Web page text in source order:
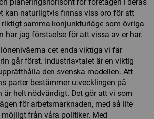
planeringshorisont för företagen i deras
kan naturligtvis finnas viss oro för att
samma konjunkturläge som övriga
har jag förståelse för att vissa av er har.
det enda viktiga vi får
går först. Industriavtalet är en viktig
den svenska modellen. Att
parter bestämmer utvecklingen på
är helt nödvändigt. Det gör att vi som
för arbetsmarknaden, med så lite
från våra politiker. Med